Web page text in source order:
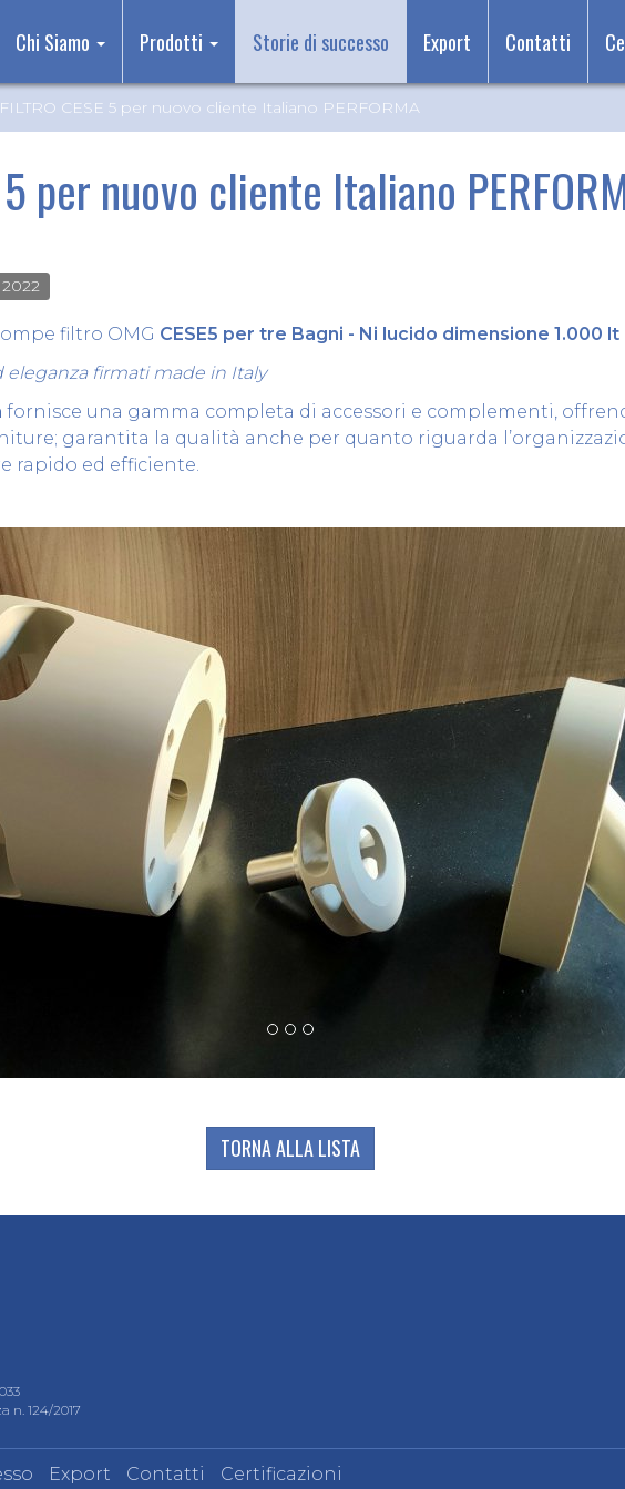
Chi Siamo Prodotti Storie di successo Export Contatti
CESE 5 per nuovo cliente Italiano PERFORMA
5 per nuovo cliente Italiano
filtro OMG CESE5 per tre Bagni - Ni lucido dimensione 1.000 lt
eleganza firmati made in Italy
fornisce una gamma completa di accessori e complementi,
garantita la qualità anche per quanto riguarda
rapido ed efficiente.
TORNA ALLA LISTA
n. 124/2017
Export Contatti Certificazioni